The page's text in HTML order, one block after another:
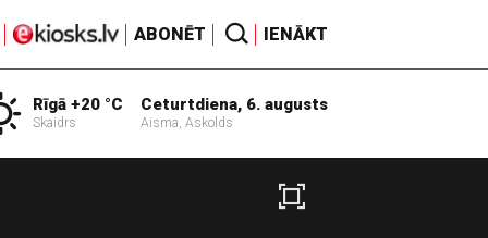
ABONĒT IENĀKT
Rīgā +20 °C
Skaidrs
Ceturtdiena, 6. augusts
Aisma, Askolds